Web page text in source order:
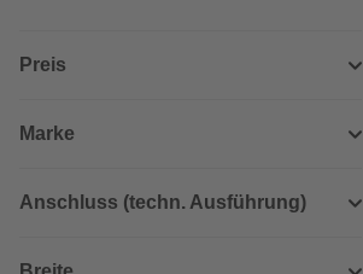
Preis
Marke
Anschluss (techn. Ausführung)